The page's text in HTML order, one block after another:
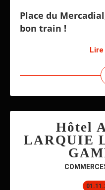
Place du
bon train !
Hôtel
LARQUIE